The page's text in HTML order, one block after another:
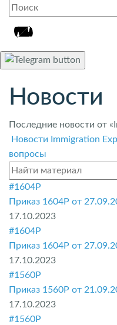
Новости
Последние новости от
Новости Immigration
вопросы
#1604P
Приказ 1604P от
17.10.2023
#1604P
Приказ 1604P от
17.10.2023
#1560P
Приказ 1560P от
17.10.2023
#1560P